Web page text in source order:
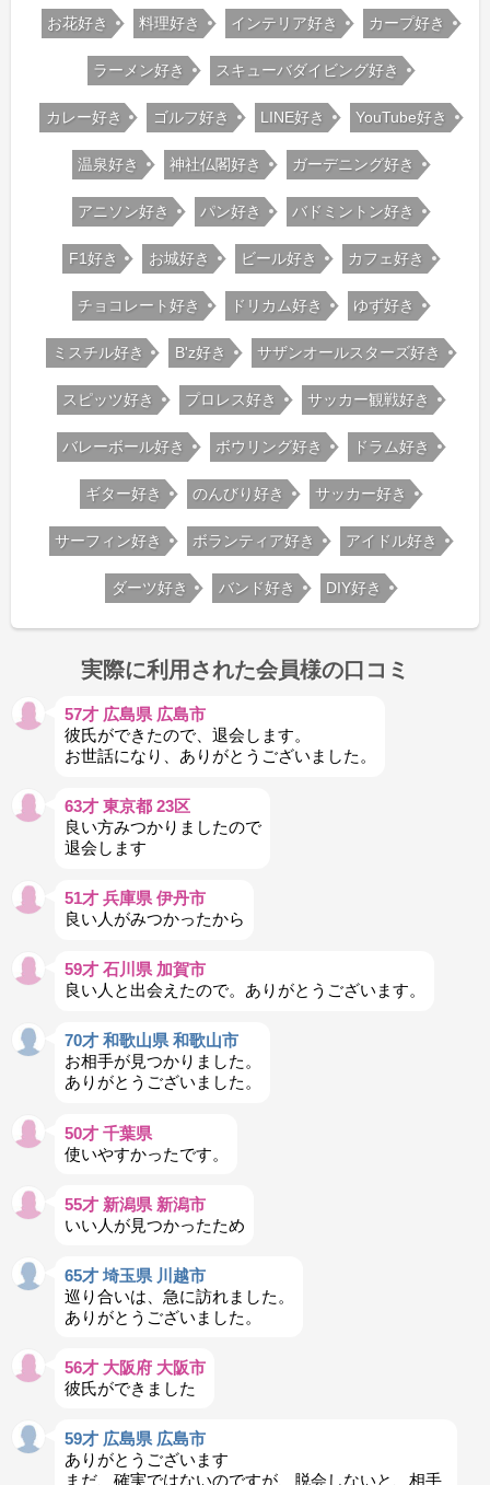
お花好き 料理好き インテリア好き カープ好き
ラーメン好き スキューバダイビング好き
カレー好き ゴルフ好き LINE好き YouTube好き
温泉好き 神社仏閣好き ガーデニング好き
アニソン好き パン好き バドミントン好き
F1好き お城好き ビール好き カフェ好き
チョコレート好き ドリカム好き ゆず好き
ミスチル好き B'z好き サザンオールスターズ好き
スピッツ好き プロレス好き サッカー観戦好き
バレーボール好き ボウリング好き ドラム好き
ギター好き のんびり好き サッカー好き
サーフィン好き ボランティア好き アイドル好き
ダーツ好き バンド好き DIY好き
実際に利用された会員様の口コミ
57才 広島県 広島市
彼氏ができたので、退会します。
お世話になり、ありがとうございました。
63才 東京都 23区
良い方みつかりましたので
退会します
51才 兵庫県 伊丹市
良い人がみつかったから
59才 石川県 加賀市
良い人と出会えたので。ありがとうございます。
70才 和歌山県 和歌山市
お相手が見つかりました。
ありがとうございました。
50才 千葉県
使いやすかったです。
55才 新潟県 新潟市
いい人が見つかったため
65才 埼玉県 川越市
巡り合いは、急に訪れました。
ありがとうございました。
56才 大阪府 大阪市
彼氏ができました
59才 広島県 広島市
ありがとうございます
まだ、確実ではないのですが、脱会しないと、相手